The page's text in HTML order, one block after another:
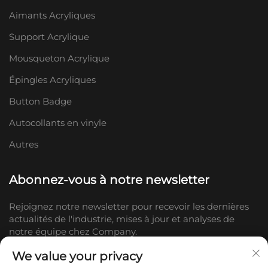
Aimants Acryliques
Support Acrylique
Mousqueton Acrylique
Épingles Acryliques
Button Badge
Autocollants en vinyle
Autres
Abonnez-vous à notre newsletter
Rejoignez notre newsletter pour recevoir les dernières
actualités de l'industrie, mises à jour et analyses de
notre équipe chez Company.
We value your privacy